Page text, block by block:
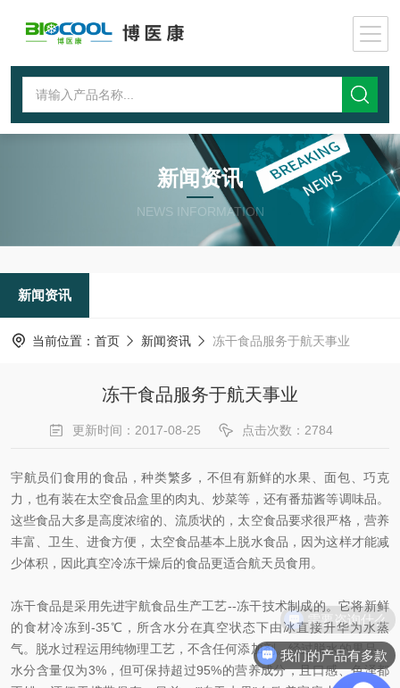
新闻资讯
NEWS INFORMATION
新闻资讯
当前位置： 首页 新闻资讯 冻干食品服务于航天事业
冻干食品服务于航天事业
更新时间：2017-08-25 点击次数：2784
宇航员们食用的食品，种类繁多，不但有新鲜的水果、面包、巧克
力，也有装在太空食品盒里的肉丸、炒菜等，还有番茄酱等调味品。
这些食品大多是高度浓缩的、流质状的，太空食品要求很严格，营养
丰富、卫生、进食方便，太空食品基本上脱水食品，因为这样才能减
少体积，因此真空冷冻干燥后的食品更适合航天员食用。
冻干食品是采用先进宇航食品生产工艺--冻干技术制成的。它将新鲜
的食材冷冻到-35℃，所含水分在真空状态下由冰直接升华为水蒸
气。脱水过程运用纯物理工艺，不含任何添加剂。经过脱水的果品，
水分含量仅为3%，但可保持超过95%的营养成分，且口感、色泽都
需要咨询什么
我们的产品有多款